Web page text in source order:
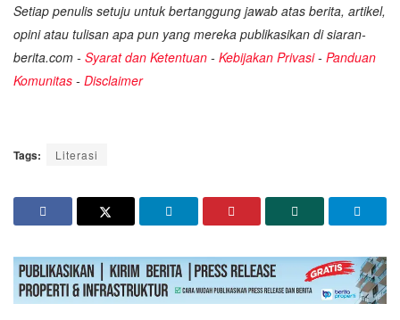
Setiap penulis setuju untuk bertanggung jawab atas berita, artikel,
opini atau tulisan apa pun yang mereka publikasikan di siaran-
berita.com - Syarat dan Ketentuan - Kebijakan Privasi- Panduan
Komunitas - Disclaimer
Tags: Literasi